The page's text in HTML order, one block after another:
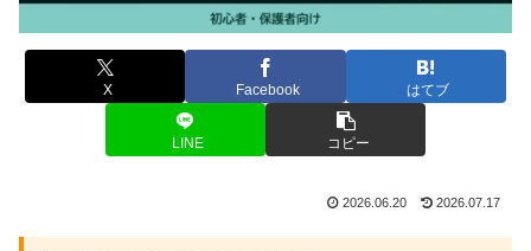
X Facebook はてブ
LINE コピー
2026.06.20 2026.07.17